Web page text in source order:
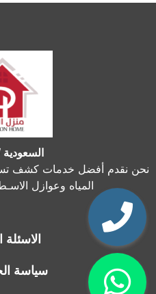
نحن نقدم أفضل خدمات كشف
المياه وعوازل
الاسئلة
سياسة